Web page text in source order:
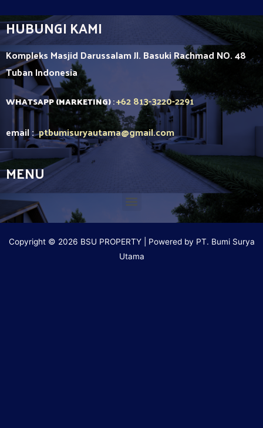
HUBUNGI KAMI
Kompleks Masjid Darussalam Jl. Basuki Rachmad NO. 48
TubanIndonesia
WHATSAPP (MARKETING):+62 813-3220-2291
email :ptbumisuryautama@gmail.com
MENU
Copyright © 2026 BSU PROPERTY | Powered by PT. Bumi Surya
Utama